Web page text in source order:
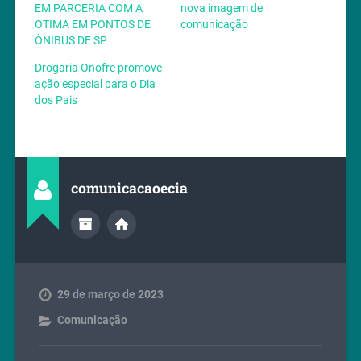
EM PARCERIA COM A
OTIMA EM PONTOS DE
ÔNIBUS DE SP
nova imagem de
comunicação
Drogaria Onofre promove
ação especial para o Dia
dos Pais
comunicacaoecia
29 de março de 2023
Comunicação